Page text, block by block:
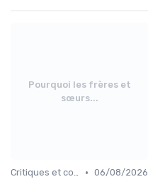
Pourquoi les frères et
sœurs...
Critiques et coups de cœur • 06/08/2026